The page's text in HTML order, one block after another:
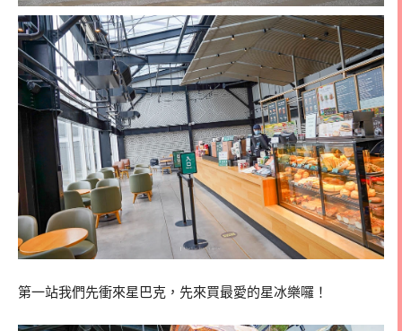
第一站我們先衝來星巴克，先來買最愛的星冰樂囉！